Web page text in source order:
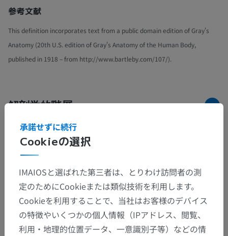
参考文献
This definition incorporates text from a public domain edition of Gray's
Anatomy (20th U.S. edition of Gray's Anatomy of the Human Body,
published in 1918 – from http://www.bartleby.com/107/).
解剖学的階層
人体解剖学2
上肢の骨格> 上肢帯
下位構造：この解剖学的部位には下位構造がありま
せん
Cookieの選択
承諾せずに続行
IMAIOSと選ばれた第三者は、とりわけ訪問者の測
定のためにCookieまたは類似技術を利用します。
Cookieを利用することで、当社はお客様のデバイス
の特徴やいくつかの個人情報（IPアドレス、閲覧、
利用・地理的位置データ、一意識別子等）などの情